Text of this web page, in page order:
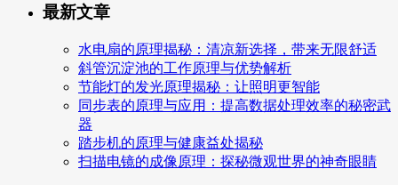
最新文章
水电扇的原理揭秘：清凉新选择，带来无限舒适
斜管沉淀池的工作原理与优势解析
节能灯的发光原理揭秘：让照明更智能
同步表的原理与应用：提高数据处理效率的秘密武
器
踏步机的原理与健康益处揭秘
扫描电镜的成像原理：探秘微观世界的神奇眼睛